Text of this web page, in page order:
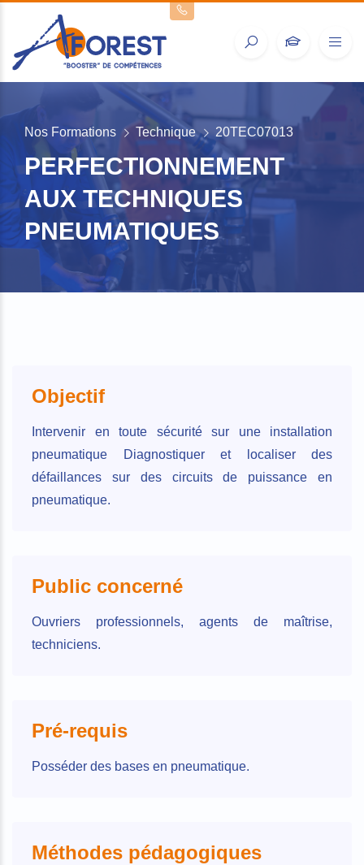
Nos Formations Technique 20TEC07013
PERFECTIONNEMENT
AUX TECHNIQUES
PNEUMATIQUES
Objectif
Intervenir en toute sécurité sur une installation
pneumatique Diagnostiquer et localiser des
défaillances sur des circuits de puissance en
pneumatique.
Public concerné
Ouvriers professionnels, agents de maîtrise,
techniciens.
Pré-requis
Posséder des bases en pneumatique.
Méthodes pédagogiques